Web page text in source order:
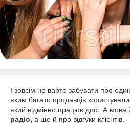
І зовсім не варто забувати про
яким багато продавців
який відмінно працює досі. А мова
радіо, а ще й про відгуки клієнтів.